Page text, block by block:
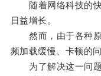
随着网络科技的快
日益增长。
然而，由于各种原
频加载缓慢、卡顿的
为了解决这一问题